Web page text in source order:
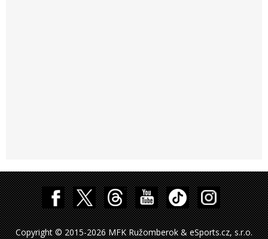
Copyright © 2015-2026 MFK Ružomberok & eSports.cz, s.r.o.